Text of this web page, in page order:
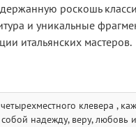
роскошь
и уникальные
итальянских мастеров.
клевера ,
надежду, веру, любовь